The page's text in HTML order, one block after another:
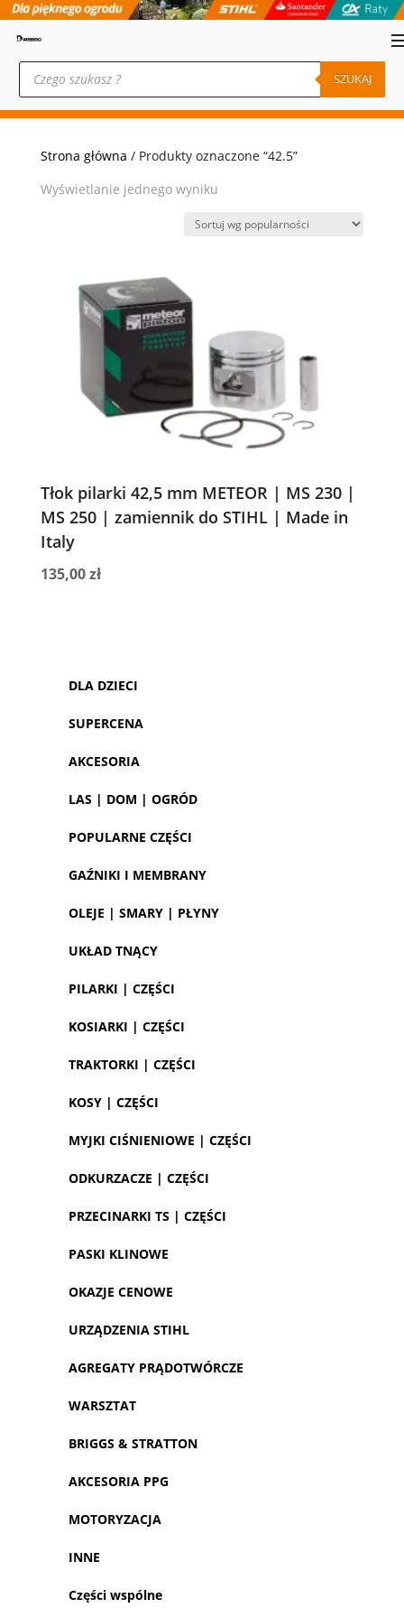
Wyszukiwarka
produktów SZUKAJ
Strona główna / Produkty oznaczone “42.5”
Wyświetlanie jednego wyniku
Tłok pilarki 42,5 mm METEOR | MS 230 |
MS 250 | zamiennik do STIHL | Made in
Italy
135,00zł
DLA DZIECI
SUPERCENA
AKCESORIA
LAS | DOM | OGRÓD
POPULARNE CZĘŚCI
GAŹNIKI I MEMBRANY
OLEJE | SMARY | PŁYNY
UKŁAD TNĄCY
PILARKI | CZĘŚCI
KOSIARKI | CZĘŚCI
TRAKTORKI | CZĘŚCI
KOSY | CZĘŚCI
MYJKI CIŚNIENIOWE | CZĘŚCI
ODKURZACZE | CZĘŚCI
PRZECINARKI TS | CZĘŚCI
PASKI KLINOWE
OKAZJE CENOWE
URZĄDZENIA STIHL
AGREGATY PRĄDOTWÓRCZE
WARSZTAT
BRIGGS & STRATTON
AKCESORIA PPG
MOTORYZACJA
INNE
Części wspólne